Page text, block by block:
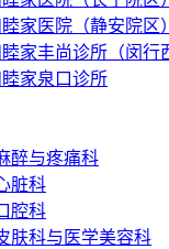
睦家医院（静安院区）
睦家丰尚诊所（闵行
睦家泉口诊所
醉与疼痛科
脏科
腔科
肤科与医学美容科